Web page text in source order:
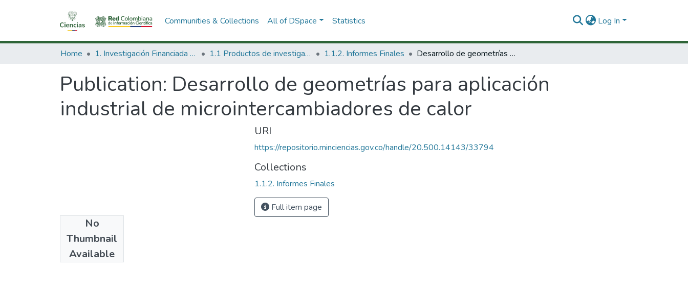
Communities & Collections All of DSpace Statistics Log In
Home 1. Investigación Financiada con Recursos Públicos 1.1 Productos de investigación 1.1.2. Informes Finales Desarrollo de geometrías para aplicación industrial de microintercambiadores de calor
Publication: Desarrollo de geometrías para aplicación
industrial de microintercambiadores de calor
No
Thumbnail
Available
2011
URI
https://repositorio.minciencias.gov.co/handle/20.500.14143/33794
Collections
1.1.2. Informes Finales
Full item page